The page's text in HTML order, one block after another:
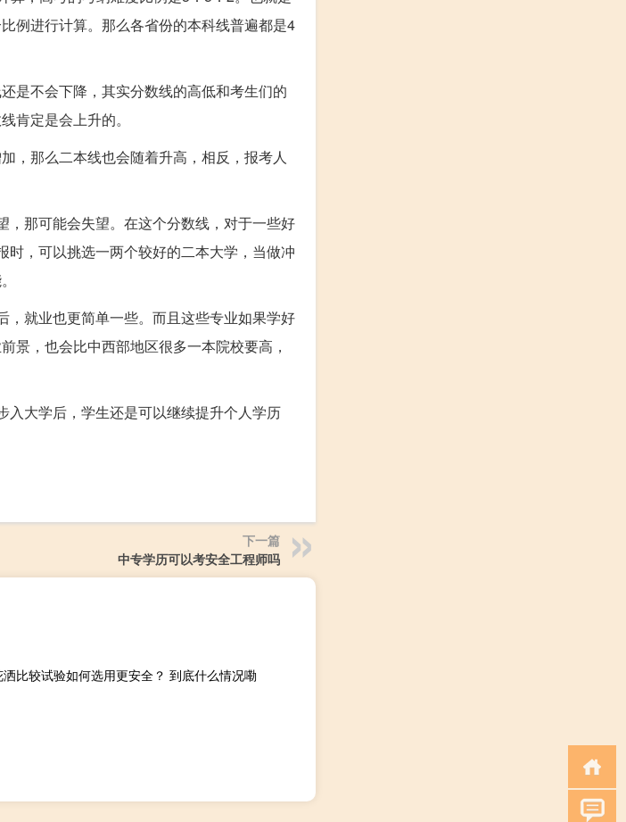
例进行计算。那么各省份的本科线普遍都是4
是不会下降，其实分数线的高低和考生们的
肯定是会上升的。
，那么二本线也会随着升高，相反，报考人
那可能会失望。在这个分数线，对于一些好
，可以挑选一两个较好的二本大学，当做冲
就业也更简单一些。而且这些专业如果学好
景，也会比中西部地区很多一本院校要高，
大学后，学生还是可以继续提升个人学历
下一篇
中专学历可以考安全工程师吗
比较试验如何选用更安全？ 到底什么情况嘞